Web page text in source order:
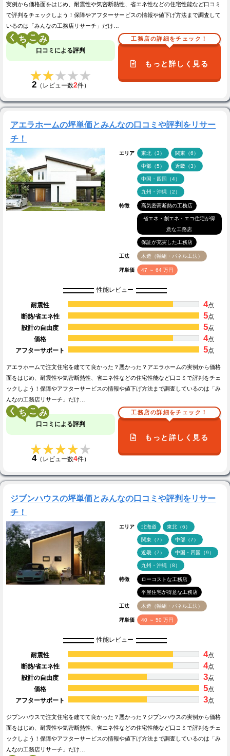
実例から価格面をはじめ、耐震性や気密断熱性、省エネ性などの住宅性能など口コミ
で評判をチェックしよう！保障やアフターサービスの情報や値下げ方法まで調査して
いるのは「みんなの工務店リサーチ」だけ…
く こ
口コミによる評判
★★★★★
★★★★★
2（レビュー数2件）
工務店の詳細をチェック！
もっと詳しく見る
アエラホームの坪単価とみんなの口コミや評判をリサー
チ！
エリア 東北（3） 関東（6）
中部（5） 近畿（3）
中国・四国（4）
九州・沖縄（2）
特徴 高気密高断熱の工務店
省エネ・創エネ・エコ住宅が得
意な工務店
保証が充実した工務店
工法 木造（軸組・パネル工法）
坪単価 47 ～ 64 万円
性能レビュー
耐震性 4点
断熱/省エネ性
5点
設計の自由度
5点
価格
4点
アフターサポート
5点
アエラホームで注文住宅を建てて良かった？悪かった？アエラホームの実例から価格
面をはじめ、耐震性や気密断熱性、省エネ性などの住宅性能など口コミで評判をチェ
ックしよう！保障やアフターサービスの情報や値下げ方法まで調査しているのは「み
んなの工務店リサーチ」だけ…
く こ
口コミによる評判
★★★★★
★★★★★
4（レビュー数4件）
工務店の詳細をチェック！
もっと詳しく見る
ジブンハウスの坪単価とみんなの口コミや評判をリサー
チ！
エリア 北海道 東北（6）
関東（7） 中部（7）
近畿（7） 中国・四国（9）
九州・沖縄（8）
特徴 ローコストな工務店
平屋住宅が得意な工務店
工法 木造（軸組・パネル工法）
坪単価 40 ～ 50 万円
性能レビュー
耐震性 4点
断熱/省エネ性
4点
設計の自由度
3点
価格
5点
アフターサポート
3点
ジブンハウスで注文住宅を建てて良かった？悪かった？ジブンハウスの実例から価格
面をはじめ、耐震性や気密断熱性、省エネ性などの住宅性能など口コミで評判をチェ
ックしよう！保障やアフターサービスの情報や値下げ方法まで調査しているのは「み
んなの工務店リサーチ」だけ…